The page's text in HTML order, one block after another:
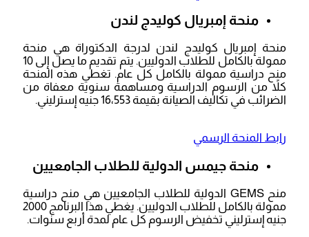
منحة إمبريال كوليدج لندن
منحة إمبريال كوليدج لندن لدرجة الدكتوراة هي منحة
ممولة بالكامل للطلاب الدوليين. يتم تقديم ما يصل إلى 10
منح دراسية ممولة بالكامل كل عام. تغطي هذه المنحة
كلاً من الرسوم الدراسية ومساهمة سنوية معفاة من
الضرائب في تكاليف الصيانة بقيمة 16،553 جنيه إسترليني.
رابط المنحة الرسمي
منحة جيمس الدولية للطلاب الجامعيين
منح GEMS الدولية للطلاب الجامعيين هي منح دراسية
ممولة بالكامل للطلاب الدوليين. يغطي هذا البرنامج 2000
جنيه إسترليني تخفيض الرسوم كل عام لمدة أربع سنوات.